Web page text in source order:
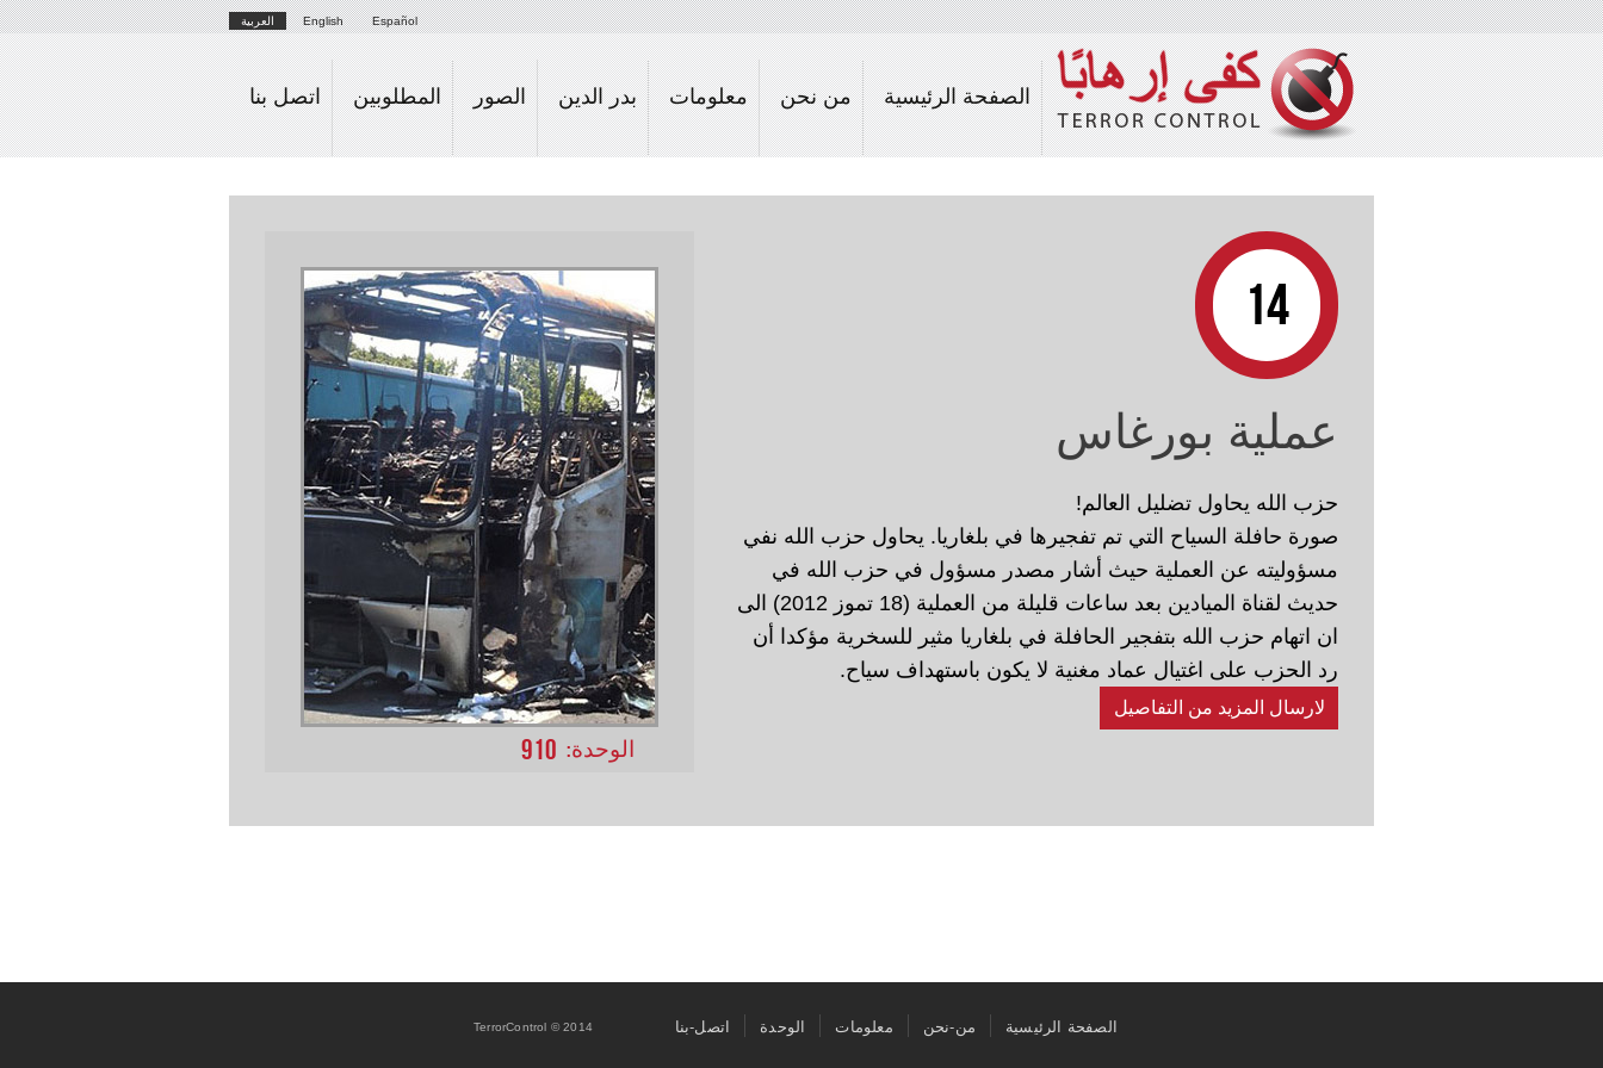
Skip to
main
content
English Español العربية
الصفحة الرئيسية من نحن معلومات بدر الدين الصور المطلوبين اتصل بنا
14
عملية بورغاس
الوحدة: 910
حزب الله يحاول تضليل العالم!
صورة حافلة السياح التي تم تفجيرها في بلغاريا. يحاول حزب الله نفي
مسؤوليته عن العملية حيث أشار مصدر مسؤول في حزب الله في
حديث لقناة الميادين بعد ساعات قليلة من العملية (18 تموز 2012) الى
ان اتهام حزب الله بتفجير الحافلة في بلغاريا مثير للسخرية مؤكدا أن
رد الحزب على اغتيال عماد مغنية لا يكون باستهداف سياح.
لارسال المزيد من التفاصيل
الصفحة الرئيسية من-نحن معلومات الوحدة اتصل-بنا TerrorControl © 2014